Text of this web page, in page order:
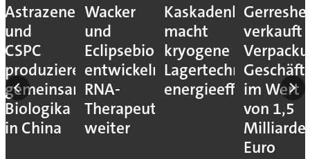
Astrazeneca
und
CSPC
produzieren
gemeinsam
Biologika
in China
Wacker
und
Eclipsebio
entwickeln
RNA-
Therapeutika
weiter
Kaskadenkonzept
macht
kryogene
Lagertechnik
energieeffizienter
verkauft
im Wert
von 1,5
Euro